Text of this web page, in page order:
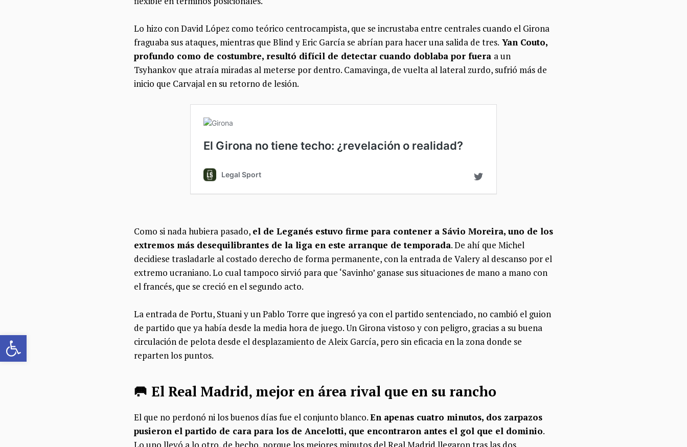
Abrir barra de herramientas
Lo hizo con David López como teórico centrocampista, que se incrustaba entre centrales cuando el Girona
fraguaba sus ataques, mientras que Blind y Eric García se abrían para hacer una salida de tres. Yan Couto,
profundo como de costumbre, resultó difícil de detectar cuando doblaba por fuera a un
Tsyhankov que atraía miradas al meterse por dentro. Camavinga, de vuelta al lateral zurdo, sufrió más de
inicio que Carvajal en su retorno de lesión.
Como si nada hubiera pasado, el de Leganés estuvo firme para contener a Sávio Moreira, uno de los
extremos más desequilibrantes de la liga en este arranque de temporada. De ahí que Michel
decidiese trasladarle al costado derecho de forma permanente, con la entrada de Valery al descanso por el
extremo ucraniano. Lo cual tampoco sirvió para que ‘Savinho’ ganase sus situaciones de mano a mano con
el francés, que se creció en el segundo acto.
La entrada de Portu, Stuani y un Pablo Torre que ingresó ya con el partido sentenciado, no cambió el guion
de partido que ya había desde la media hora de juego. Un Girona vistoso y con peligro, gracias a su buena
circulación de pelota desde el desplazamiento de Aleix García, pero sin eficacia en la zona donde se
reparten los puntos.
🥅 El Real Madrid, mejor en área rival que en su rancho
El que no perdonó ni los buenos días fue el conjunto blanco.En apenas cuatro minutos, dos zarpazos
pusieron el partido de cara para los de Ancelotti, que encontraron antes el gol que el dominio.
Lo uno llevó a lo otro, de hecho, porque los mejores minutos del Real Madrid llegaron tras las dos